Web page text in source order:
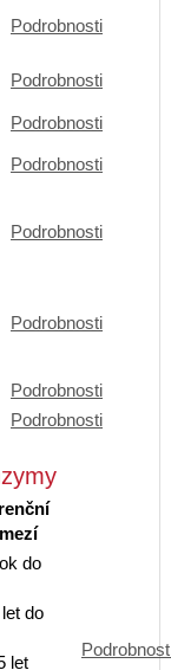
Podrobnosti
Podrobnosti
Podrobnosti
Podrobnosti
Podrobnosti
Podrobnosti
Podrobnosti
Podrobnosti
do
do
let